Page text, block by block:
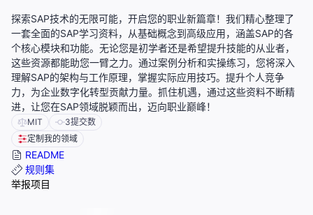
探索SAP技术的无限可能，开启您的职业新篇章！我们精心整理了
一套全面的SAP学习资料，从基础概念到高级应用，涵盖SAP的各
个核心模块和功能。无论您是初学者还是希望提升技能的从业者，
这些资源都能助您一臂之力。通过案例分析和实操练习，您将深入
理解SAP的架构与工作原理，掌握实际应用技巧。提升个人竞争
力，为企业数字化转型贡献力量。抓住机遇，通过这些资料不断精
进，让您在SAP领域脱颖而出，迈向职业巅峰！
MIT 3提交数
定制我的领域
README
规则集
举报项目